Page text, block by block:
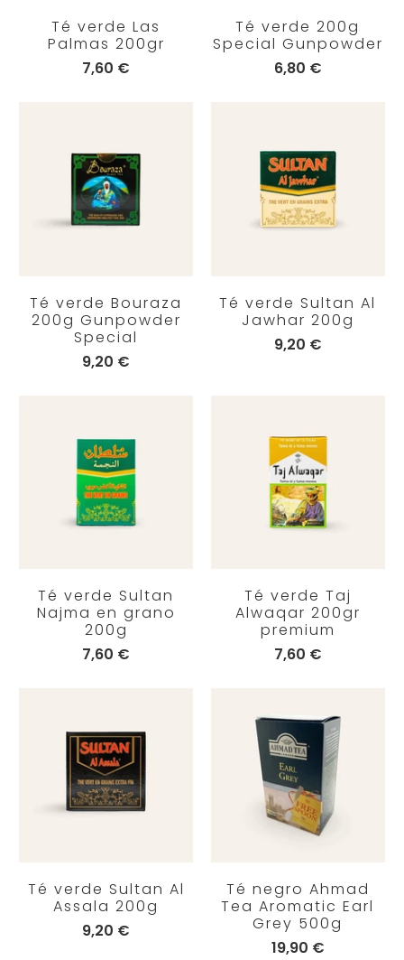
Té verde Las
Palmas 200gr
7,60 €
Té verde 200g
Special Gunpowder
6,80 €
Té verde Bouraza
200g Gunpowder
Special
9,20 €
Té verde Sultan Al
Jawhar 200g
9,20 €
Té verde Sultan
Najma en grano
200g
7,60 €
Té verde Taj
Alwaqar 200gr
premium
7,60 €
Té verde Sultan Al
Assala 200g
9,20 €
Té negro Ahmad
Tea Aromatic Earl
Grey 500g
19,90 €